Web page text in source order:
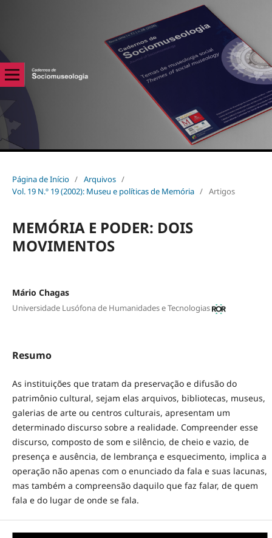
Página de Início / Arquivos /
Vol. 19 N.º 19 (2002): Museu e políticas de Memória / Artigos
MEMÓRIA E PODER: DOIS
MOVIMENTOS
Mário Chagas
Universidade Lusófona de Humanidades e Tecnologias
Resumo
As instituições que tratam da preservação e difusão do
patrimônio cultural, sejam elas arquivos, bibliotecas, museus,
galerias de arte ou centros culturais, apresentam um
determinado discurso sobre a realidade. Compreender esse
discurso, composto de som e silêncio, de cheio e vazio, de
presença e ausência, de lembrança e esquecimento, implica a
operação não apenas com o enunciado da fala e suas lacunas,
mas também a compreensão daquilo que faz falar, de quem
fala e do lugar de onde se fala.